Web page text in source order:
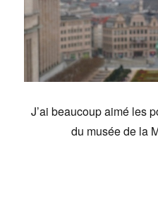
J’ai beaucoup aimé les
du musée de la